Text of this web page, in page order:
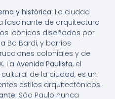
y histórica: La ciudad
fascinante de arquitectura
icónicos diseñados por
Bo Bardi, y barrios
coloniales y de
La Avenida Paulista, el
de la ciudad, es un
estilos arquitectónicos.
São Paulo nunca